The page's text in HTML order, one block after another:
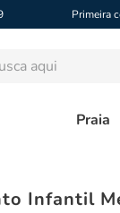
Primeira
aqui
Praia
Infantil